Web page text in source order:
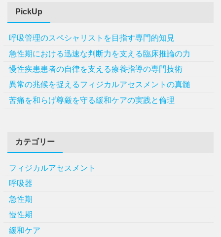
PickUp
呼吸管理のスペシャリストを目指す専門的知見
急性期における迅速な判断力を支える臨床推論の力
慢性疾患患者の自律を支える療養指導の専門技術
異常の兆候を捉えるフィジカルアセスメントの真髄
苦痛を和らげ尊厳を守る緩和ケアの実践と倫理
カテゴリー
フィジカルアセスメント
呼吸器
急性期
慢性期
緩和ケア